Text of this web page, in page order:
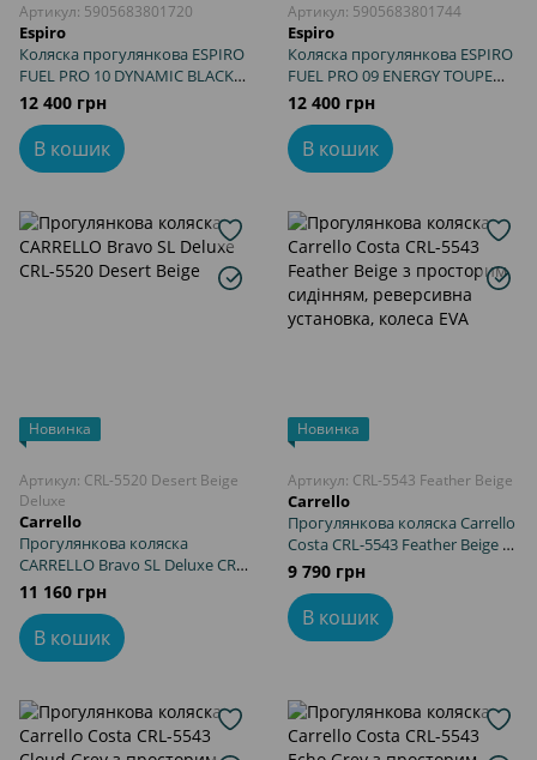
Артикул: 5905683801720
Espiro
Коляска прогулянкова ESPIRO
FUEL PRO 10 DYNAMIC BLACK
новинка 2025
12 400 грн
В кошик
Артикул: 5905683801744
Espiro
Коляска прогулянкова ESPIRO
FUEL PRO 09 ENERGY TOUPE
новинка 2025
12 400 грн
В кошик
Новинка
Артикул: CRL-5520 Desert Beige
Deluxe
Carrello
Прогулянкова коляска
CARRELLO Bravo SL Deluxe CRL-
5520 Desert Beige
11 160 грн
В кошик
Новинка
Артикул: CRL-5543 Feather Beige
Carrello
Прогулянкова коляска Carrello
Costa CRL-5543 Feather Beige з
просторим сидінням,
реверсивна установка, колеса
EVA
9 790 грн
В кошик